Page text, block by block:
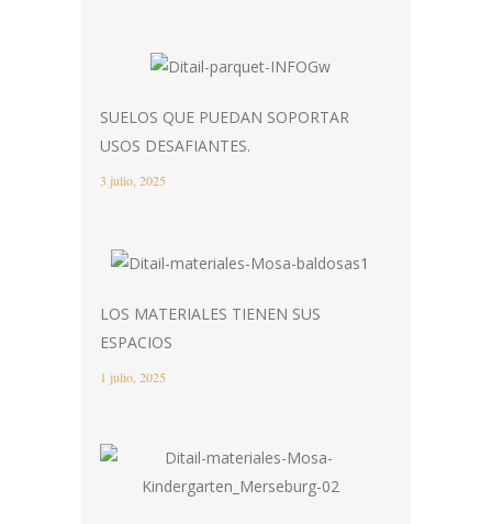
SUELOS QUE PUEDAN SOPORTAR
USOS DESAFIANTES.
3 julio, 2025
LOS MATERIALES TIENEN SUS
ESPACIOS
1 julio, 2025